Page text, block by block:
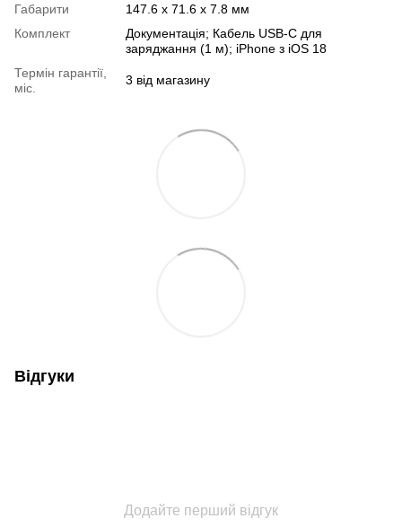
Габарити
147.6 х 71.6 х 7.8 мм
Комплект
Документація; Кабель USB-C для
заряджання (1 м); iPhone з iOS 18
Термін гарантії,
міс.
3 від магазину
Відгуки
Додайте перший відгук